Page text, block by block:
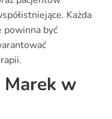
Każda
powinna być
Marek w